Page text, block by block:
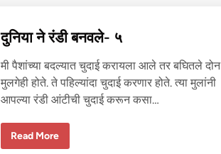
ळा
ली
ना
ही
प
र
…
-
दुनिया ने रंडी बनवले- ५
मी पैशांच्या बदल्यात चुदाई करायला आले तर बघितले दोन
मुलगेही होते. ते पहिल्यांदा चुदाई करणार होते. त्या मुलांनी
आपल्या रंडी आंटीची चुदाई करून कसा…
दु
Read More